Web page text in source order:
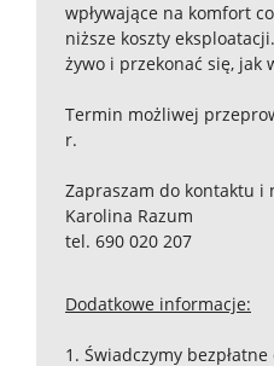
wpływające na komfort
niższe koszty
żywo i przekonać się, jak
Termin możliwej
r.
Zapraszam do kontaktu i
Karolina Razum
tel. 690 020 207
Dodatkowe informacje:
1. Świadczymy